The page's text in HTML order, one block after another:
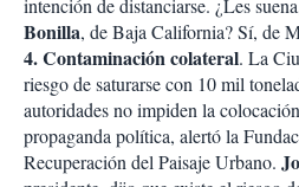
intención de distanciarse. ¿Les
Bonilla, de Baja California? Sí, de
4. Contaminación colateral. La
riesgo de saturarse con 10 mil
autoridades no impiden la
propaganda política, alertó la
Recuperación del Paisaje Urbano.